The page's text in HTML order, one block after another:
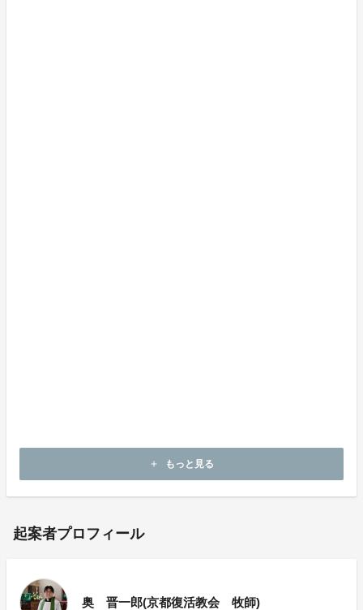
add もっと見る
起案者プロフィール
奥 晋一郎(京都復活教会 牧師)